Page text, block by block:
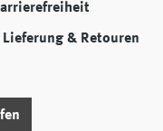
Lieferung & Retouren